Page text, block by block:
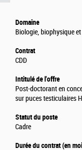
Domaine
Biologie, biophysique
Contrat
CDD
Intitulé de l'offre
Post-doctorant en
sur puces testiculaires
Statut du poste
Cadre
Durée du contrat (en